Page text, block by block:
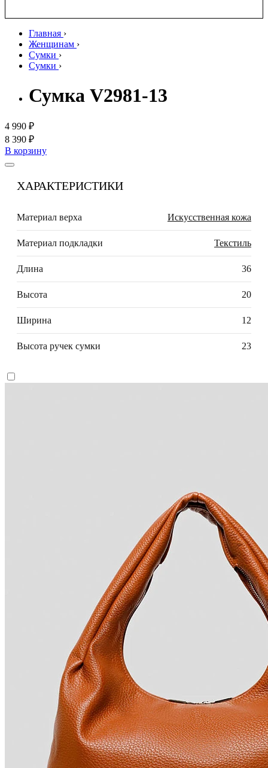
Главная ›
Женщинам ›
Сумки ›
Сумки ›
Сумка V2981-13
4 990 ₽
8 390 ₽
В корзину
ХАРАКТЕРИСТИКИ
Материал верха Искусственная кожа
Материал подкладки Текстиль
Длина 36
Высота 20
Ширина 12
Высота ручек сумки 23